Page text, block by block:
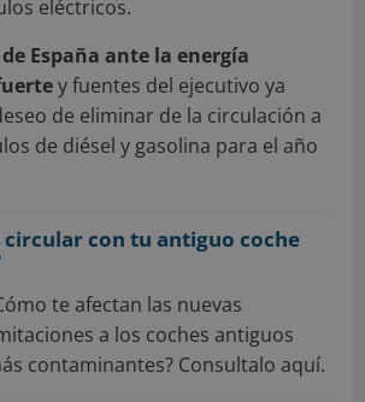
eléctricos.
España ante la energía
y fuentes del ejecutivo ya
de eliminar de la circulación a
de diésel y gasolina para el año
circular con tu antiguo coche
te afectan las nuevas
a los coches antiguos
contaminantes? Consultalo aquí.